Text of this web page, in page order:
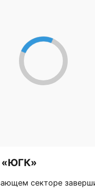
«ЮГК»
секторе